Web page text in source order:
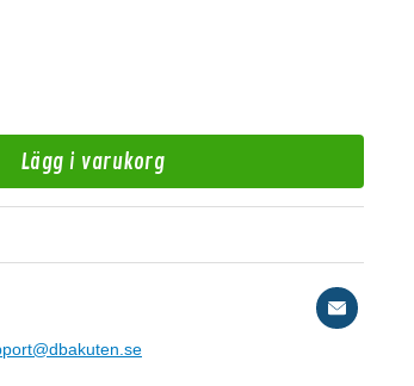
Lägg i varukorg